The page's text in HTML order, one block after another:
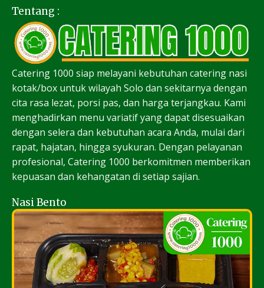
Tentang :
Catering 1000 siap melayani kebutuhan catering nasi
kotak/box untuk wilayah Solo dan sekitarnya dengan
cita rasa lezat, porsi pas, dan harga terjangkau. Kami
menghadirkan menu variatif yang dapat disesuaikan
dengan selera dan kebutuhan acara Anda, mulai dari
rapat, hajatan, hingga syukuran. Dengan pelayanan
profesional, Catering 1000 berkomitmen memberikan
kepuasan dan kehangatan di setiap sajian.
Nasi Bento